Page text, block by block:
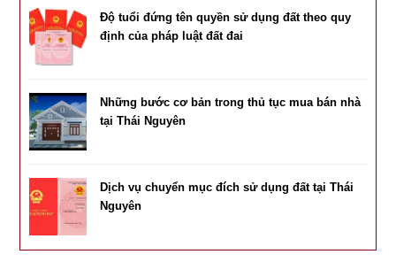
Độ tuổi đứng tên quyền sử dụng đất theo quy
định của pháp luật đất đai
Những bước cơ bản trong thủ tục mua bán nhà
tại Thái Nguyên
Dịch vụ chuyển mục đích sử dụng đất tại Thái
Nguyên